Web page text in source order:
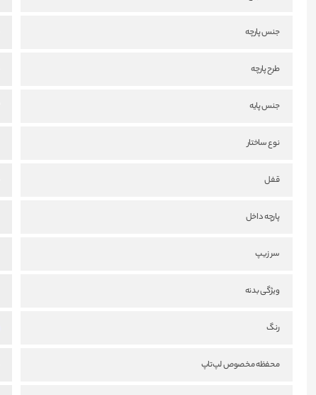
جنس پارچه
طرح پارچه
جنس پایه
نوع ساختار
قفل
پارچه داخل
سر زیپ
ویژگی بدنه
رنگ
محفظه مخصوص لپ‌تاپ